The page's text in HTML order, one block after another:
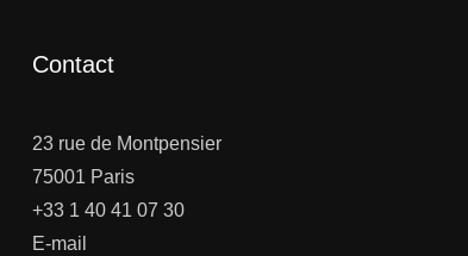
Contact
23 rue de Montpensier
75001 Paris
+33 1 40 41 07 30
E-mail